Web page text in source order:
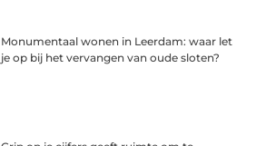
Monumentaal wonen in Leerdam: waar let
je op bij het vervangen van oude sloten?